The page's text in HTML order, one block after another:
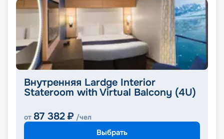
Внутренняя Lardge Interior
Stateroom with Virtual Balcony (4U)
от 87 382 ₽ /чел
Выбрать